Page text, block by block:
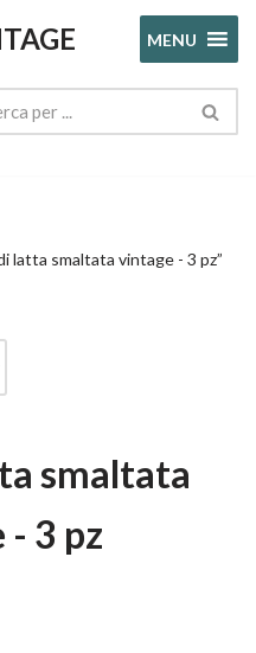
MENU
latta smaltata vintage - 3 pz”
smaltata
3 pz